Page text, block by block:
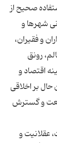
صحيح از
شهرها و
و فقيران،
رونق
اقتصاد و
بر اخلاقى
و گسترش
عقلانيت و